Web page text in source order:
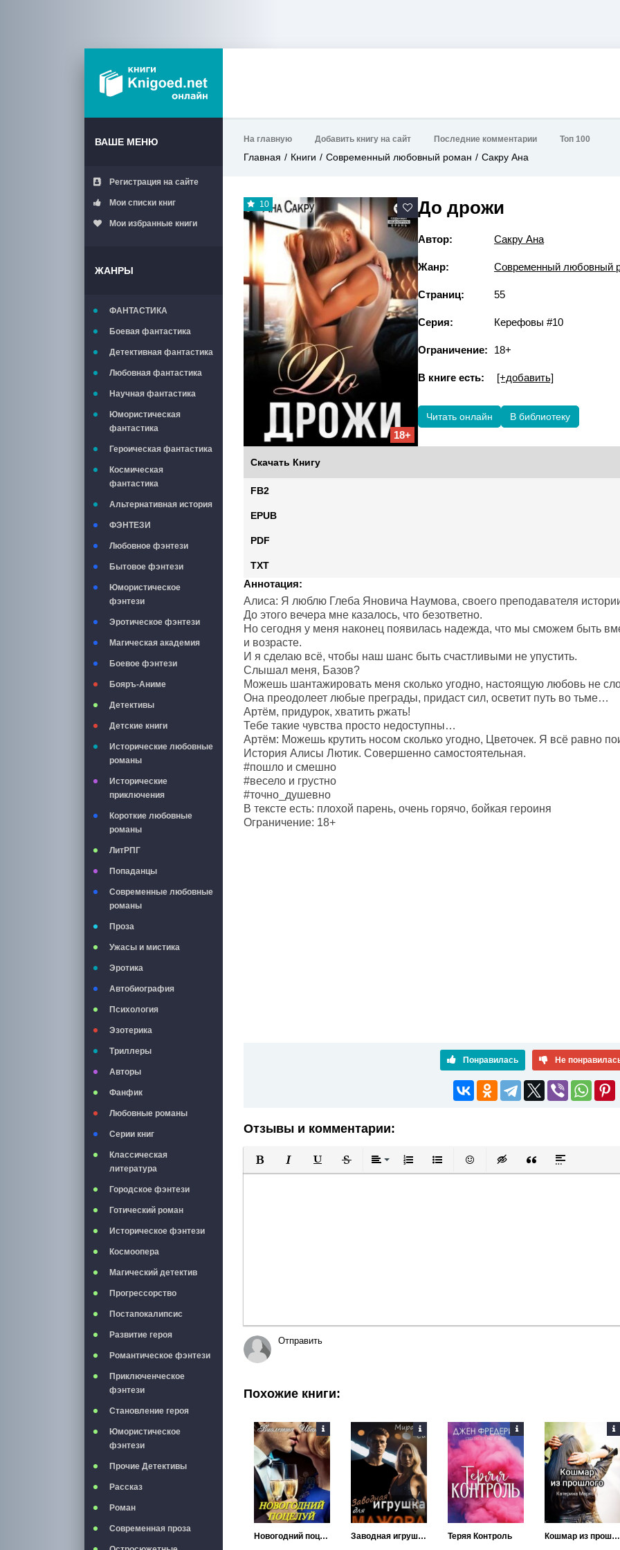
ВАШЕ МЕНЮ
Регистрация на сайте
Мои списки книг
Мои избранные книги
ЖАНРЫ
ФАНТАСТИКА
Боевая фантастика
Детективная фантастика
Любовная фантастика
Научная фантастика
Юмористическая
фантастика
Героическая фантастика
Космическая
фантастика
Альтернативная история
ФЭНТЕЗИ
Любовное фэнтези
Бытовое фэнтези
Юмористическое
фэнтези
Эротическое фэнтези
Магическая академия
Боевое фэнтези
Бояръ-Аниме
Детективы
Детские книги
Исторические любовные
романы
Исторические
приключения
Короткие любовные
романы
ЛитРПГ
Попаданцы
Современные любовные
романы
Проза
Ужасы и мистика
Эротика
Автобиография
Психология
Эзотерика
Триллеры
Авторы
Фанфик
Любовные романы
Серии книг
Классическая
литература
Городское фэнтези
Готический роман
Историческое фэнтези
Космоопера
Магический детектив
Прогрессорство
Постапокалипсис
Развитие героя
Романтическое фэнтези
Приключенческое
фэнтези
Становление героя
Юмористическое
фэнтези
Прочие Детективы
Рассказ
Роман
Современная проза
На главную Добавить книгу на сайт Последние комментарии Топ 100
Главная Книги Современный любовный роман Сакру Ана
10
18+
До дрожи
Автор: Сакру Ана
Жанр: Современный любовный
Страниц: 55
Серия: Керефовы #10
Ограничение: 18+
В книге есть: [+добавить]
Читать онлайн В библиотеку
Скачать Книгу
FB2
EPUB
PDF
TXT
Аннотация:
Алиса: Я люблю Глеба Яновича Наумова, своего преподавателя
До этого вечера мне казалось, что безответно.
Но сегодня у меня наконец появилась надежда, что мы сможем быть
и возрасте.
И я сделаю всё, чтобы наш шанс быть счастливыми не упустить.
Слышал меня, Базов?
Можешь шантажировать меня сколько угодно, настоящую любовь не
Она преодолеет любые преграды, придаст сил, осветит путь во тьме…
Артём, придурок, хватить ржать!
Тебе такие чувства просто недоступны…
Артём: Можешь крутить носом сколько угодно, Цветочек. Я всё равно
История Алисы Лютик. Совершенно самостоятельная.
#пошло и смешно
#весело и грустно
#точно_душевно
В тексте есть: плохой парень, очень горячо, бойкая героиня
Ограничение: 18+
Понравилась Не
Отзывы и комментарии:
Полужирный
КурсивПодчеркнутый
ЗачеркнутыйВыравнивание
Нумерованный список
Маркированный список
Вставить смайлик
Вставка скрытого текста
Вставка цитаты
Вставка
Отправить
Похожие книги:
Новогодний поцелуй Заводная игрушка для Мажора Теряя Контроль Кошмар из прошлого